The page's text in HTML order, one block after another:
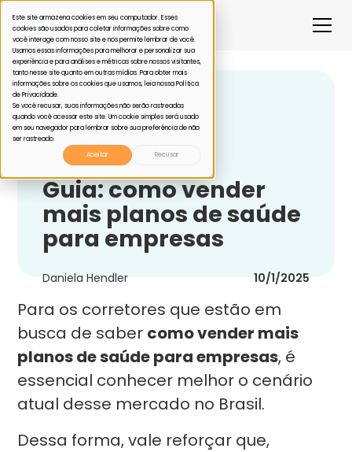
Este site armazena cookies em seu computador. Esses
cookies são usados para coletar informações sobre como
você interage com nosso site e nos permite lembrar de você.
Usamos essas informações para melhorar e personalizar sua
experiência e para análises e métricas sobre nossos visitantes,
tanto nesse site quanto em outras mídias. Para obter mais
informações sobre os cookies que usamos, leia nossa Política
de Privacidade.
Se você recusar, suas informações não serão rastreadas
quando você acessar este site. Um cookie simples será usado
em seu navegador para lembrar sobre sua preferência de não
ser rastreado.
Aceitar
Recusar
Voltar
Corretoras de saúde
Guia: como vender
mais planos de saúde
para empresas
Daniela Hendler 10/1/2025
Para os corretores que estão em
busca de saber como vender mais
planos de saúde para empresas, é
essencial conhecer melhor o cenário
atual desse mercado no Brasil.
Dessa forma, vale reforçar que,